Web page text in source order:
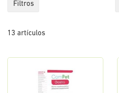
13 artículos
Filtros